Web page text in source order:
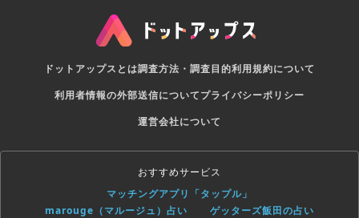
• Handwrite your to do for quicker entry
• Share your to do’s with your co-workers, colleagues,
• Integrates with Checklist & Projects module so no need
• Color code your project folders so you can be more
• Add a priority to your Projects so you know which
projects are high priority
• Add subfolders to your projects so they are easier for
you to view and for more advanced organization
• Add to do’s and notes to your project which allows you
ドットアップスとは調査方法・調査目的利用規約について
利用者情報の外部送信についてプライバシーポリシー
運営会社について
おすすめサービス
マッチングアプリ「タップル」
marouge（マルージュ）占い
ゲッターズ飯田の占い